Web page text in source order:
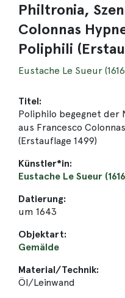
Philtronia,
Colonnas
Poliphili
Eustache Le Sueur
Titel:
Poliphilo begegnet der
aus Francesco
(Erstauflage 1499)
Künstler*in:
Eustache Le Sueur
Datierung:
um 1643
Objektart:
Gemälde
Material/Technik:
Öl/Leinwand